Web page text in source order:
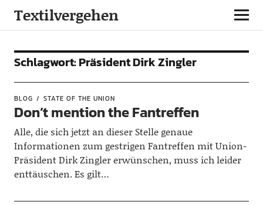
Textilvergehen
Schlagwort:Präsident Dirk Zingler
BLOG STATE OF THE UNION
Don’t mention the Fantreffen
Alle, die sich jetzt an dieser Stelle genaue
Informationen zum gestrigen Fantreffen mit Union-
Präsident Dirk Zingler erwünschen, muss ich leider
enttäuschen. Es gilt…